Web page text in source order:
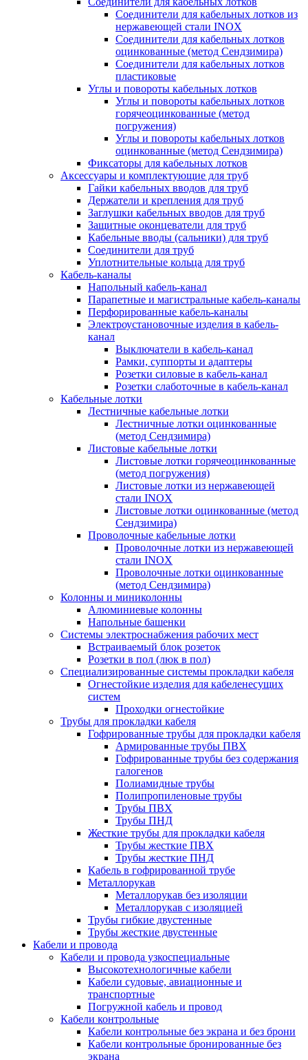
Соединители для кабельных лотков из
нержавеющей стали INOX
Соединители для кабельных лотков
оцинкованные (метод Сендзимира)
Соединители для кабельных лотков
пластиковые
Углы и повороты кабельных лотков
Углы и повороты кабельных лотков
горячеоцинкованные (метод
погружения)
Углы и повороты кабельных лотков
оцинкованные (метод Сендзимира)
Фиксаторы для кабельных лотков
Аксессуары и комплектующие для труб
Гайки кабельных вводов для труб
Держатели и крепления для труб
Заглушки кабельных вводов для труб
Защитные оконцеватели для труб
Кабельные вводы (сальники) для труб
Соединители для труб
Уплотнительные кольца для труб
Кабель-каналы
Напольный кабель-канал
Парапетные и магистральные кабель-каналы
Перфорированные кабель-каналы
Электроустановочные изделия в кабель-
канал
Выключатели в кабель-канал
Рамки, суппорты и адаптеры
Розетки силовые в кабель-канал
Розетки слаботочные в кабель-канал
Кабельные лотки
Лестничные кабельные лотки
Лестничные лотки оцинкованные
(метод Сендзимира)
Листовые кабельные лотки
Листовые лотки горячеоцинкованные
(метод погружения)
Листовые лотки из нержавеющей
стали INOX
Листовые лотки оцинкованные (метод
Сендзимира)
Проволочные кабельные лотки
Проволочные лотки из нержавеющей
стали INOX
Проволочные лотки оцинкованные
(метод Сендзимира)
Колонны и миниколонны
Алюминиевые колонны
Напольные башенки
Системы электроснабжения рабочих мест
Встраиваемый блок розеток
Розетки в пол (люк в пол)
Специализированные системы прокладки кабеля
Огнестойкие изделия для кабеленесущих
систем
Проходки огнестойкие
Трубы для прокладки кабеля
Гофрированные трубы для прокладки кабеля
Армированные трубы ПВХ
Гофрированные трубы без содержания
галогенов
Полиамидные трубы
Полипропиленовые трубы
Трубы ПВХ
Трубы ПНД
Жесткие трубы для прокладки кабеля
Трубы жесткие ПВХ
Трубы жесткие ПНД
Кабель в гофрированной трубе
Металлорукав
Металлорукав без изоляции
Металлорукав с изоляцией
Трубы гибкие двустенные
Трубы жесткие двустенные
Кабели и провода
Кабели и провода узкоспециальные
Высокотехнологичные кабели
Кабели судовые, авиационные и
транспортные
Погружной кабель и провод
Кабели контрольные
Кабели контрольные без экрана и без брони
Кабели контрольные бронированные без
экрана